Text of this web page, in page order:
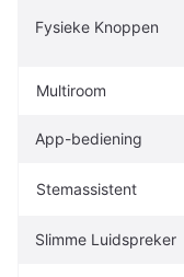
Fysieke Knoppen
Multiroom
App-bediening
Stemassistent
Slimme Luidspreker